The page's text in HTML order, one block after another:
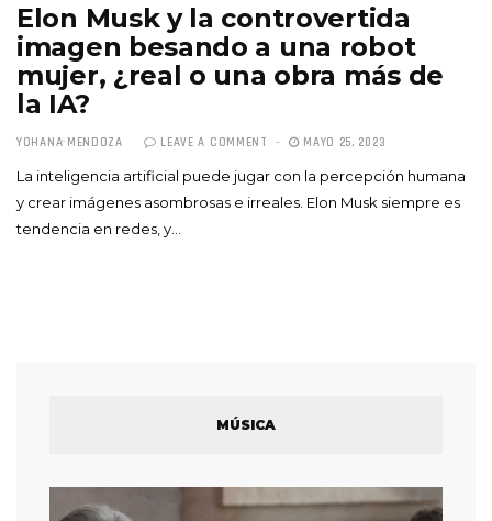
Elon Musk y la controvertida
imagen besando a una robot
mujer, ¿real o una obra más de
la IA?
YOHANA MENDOZA LEAVE A COMMENT MAYO 25, 2023
La inteligencia artificial puede jugar con la percepción humana
y crear imágenes asombrosas e irreales. Elon Musk siempre es
tendencia en redes, y…
MÚSICA